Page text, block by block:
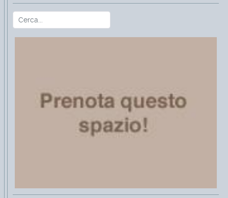
Cerca Type 2 or more characters for